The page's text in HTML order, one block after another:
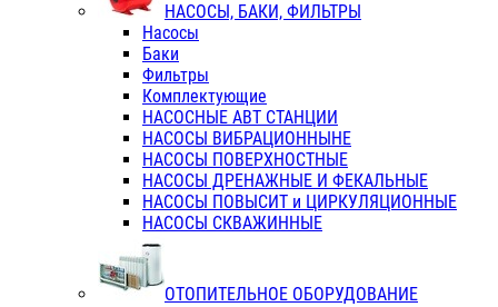
НАСОСЫ, БАКИ, ФИЛЬТРЫ
Насосы
Баки
Фильтры
Комплектующие
НАСОСНЫЕ АВТ СТАНЦИИ
НАСОСЫ ВИБРАЦИОННЫНЕ
НАСОСЫ ПОВЕРХНОСТНЫЕ
НАСОСЫ ДРЕНАЖНЫЕ И ФЕКАЛЬНЫЕ
НАСОСЫ ПОВЫСИТ и ЦИРКУЛЯЦИОННЫЕ
НАСОСЫ СКВАЖИННЫЕ
ОТОПИТЕЛЬНОЕ ОБОРУДОВАНИЕ